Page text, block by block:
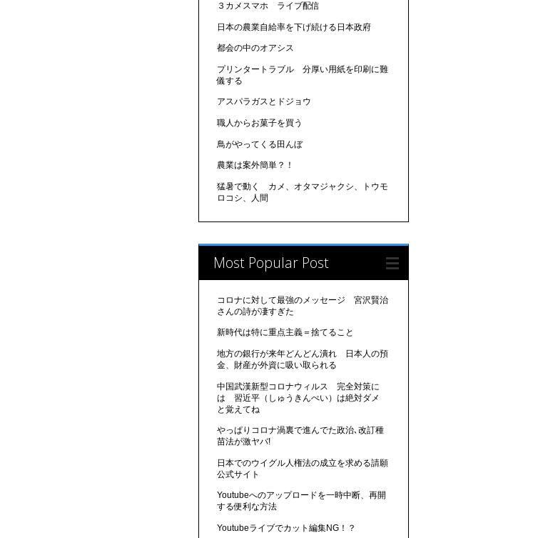
３カメスマホ ライブ配信
日本の農業自給率を下げ続ける日本政府
都会の中のオアシス
プリンタートラブル 分厚い用紙を印刷に難
儀する
アスパラガスとドジョウ
職人からお菓子を買う
鳥がやってくる田んぼ
農業は案外簡単？！
猛暑で動く カメ、オタマジャクシ、トウモ
ロコシ、人間
Most Popular Post
コロナに対して最強のメッセージ 宮沢賢治
さんの詩が凄すぎた
新時代は特に重点主義＝捨てること
地方の銀行が来年どんどん潰れ 日本人の預
金、財産が外資に吸い取られる
中国武漢新型コロナウィルス 完全対策に
は 習近平（しゅうきんぺい）は絶対ダメ
と覚えてね
やっぱりコロナ渦裏で進んでた政治､改訂種
苗法が激ヤバ!
日本でのウイグル人権法の成立を求める請願
公式サイト
Youtubeへのアップロードを一時中断、再開
する便利な方法
Youtubeライブでカット編集NG！？